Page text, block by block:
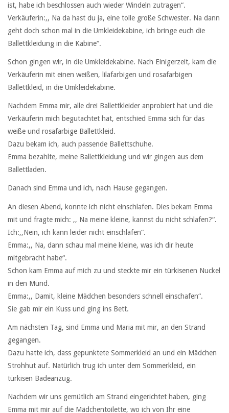
ist, habe ich beschlossen auch wieder Windeln zutragen“.
Verkäuferin:,, Na da hast du ja, eine tolle große Schwester. Na dann
geht doch schon mal in die Umkleidekabine, ich bringe euch die
Ballettkleidung in die Kabine“.
Schon gingen wir, in die Umkleidekabine. Nach Einigerzeit, kam die
Verkäuferin mit einen weißen, lilafarbigen und rosafarbigen
Ballettkleid, in die Umkleidekabine.
Nachdem Emma mir, alle drei Ballettkleider anprobiert hat und die
Verkäuferin mich begutachtet hat, entschied Emma sich für das
weiße und rosafarbige Ballettkleid.
Dazu bekam ich, auch passende Ballettschuhe.
Emma bezahlte, meine Ballettkleidung und wir gingen aus dem
Ballettladen.
Danach sind Emma und ich, nach Hause gegangen.
An diesen Abend, konnte ich nicht einschlafen. Dies bekam Emma
mit und fragte mich: ,, Na meine kleine, kannst du nicht schlafen?“.
Ich:,,Nein, ich kann leider nicht einschlafen“.
Emma:,, Na, dann schau mal meine kleine, was ich dir heute
mitgebracht habe“.
Schon kam Emma auf mich zu und steckte mir ein türkisenen Nuckel
in den Mund.
Emma:,, Damit, kleine Mädchen besonders schnell einschafen“.
Sie gab mir ein Kuss und ging ins Bett.
Am nächsten Tag, sind Emma und Maria mit mir, an den Strand
gegangen.
Dazu hatte ich, dass gepunktete Sommerkleid an und ein Mädchen
Strohhut auf. Natürlich trug ich unter dem Sommerkleid, ein
türkisen Badeanzug.
Nachdem wir uns gemütlich am Strand eingerichtet haben, ging
Emma mit mir auf die Mädchentoilette, wo ich von Ihr eine